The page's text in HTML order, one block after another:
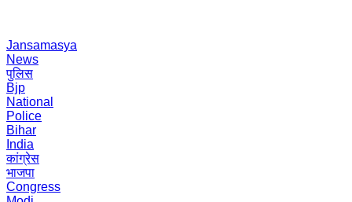
Jansamasya
News
पुलिस
Bjp
National
Police
Bihar
India
कांग्रेस
भाजपा
Congress